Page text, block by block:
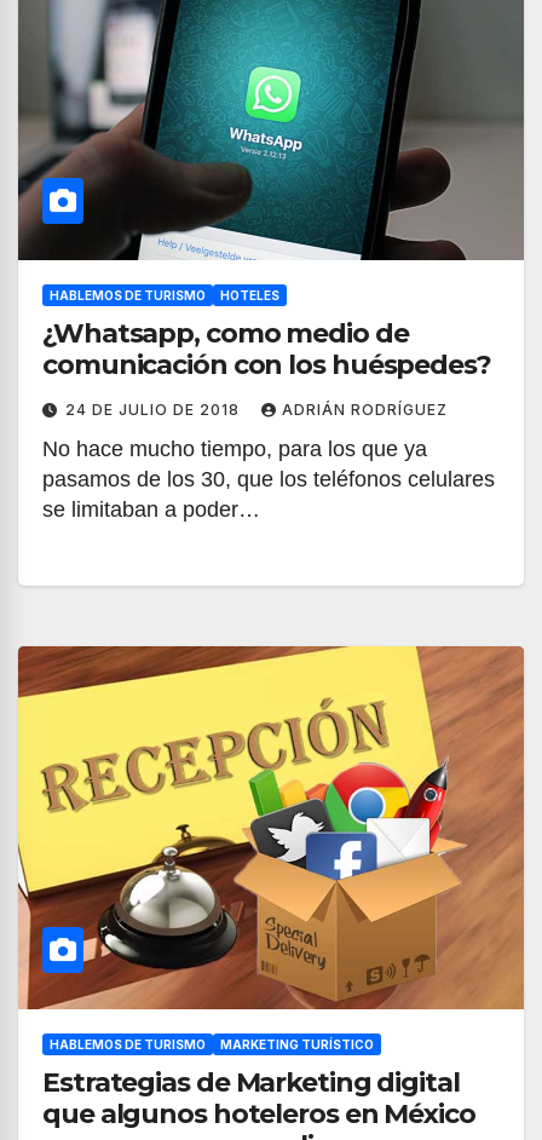
HABLEMOS DE TURISMO HOTELES
¿Whatsapp, como medio de
comunicación con los huéspedes?
24 DE JULIO DE 2018 ADRIÁN RODRÍGUEZ
No hace mucho tiempo, para los que ya
pasamos de los 30, que los teléfonos celulares
se limitaban a poder…
HABLEMOS DE TURISMO MARKETING TURÍSTICO
Estrategias de Marketing digital
que algunos hoteleros en México